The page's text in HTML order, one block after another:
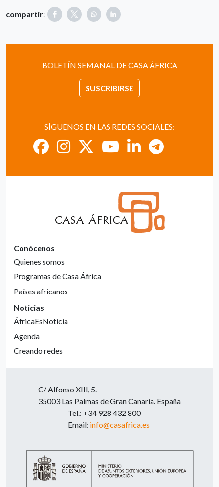
compartir:
BOLETÍN SEMANAL DE CASA ÁFRICA
SUSCRIBIRSE
SÍGUENOS EN LAS REDES SOCIALES:
Conócenos
Quienes somos
Programas de Casa África
Países africanos
Noticias
ÁfricaEsNoticia
Agenda
Creando redes
C/ Alfonso XIII, 5.
35003 Las Palmas de Gran Canaria. España
Tel.: +34 928 432 800
Email: info@casafrica.es